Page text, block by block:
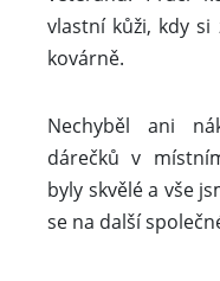
z pneumatik.
prostor
veteránů. Práci
kovárně.
Nechyběl ani
dárečků v